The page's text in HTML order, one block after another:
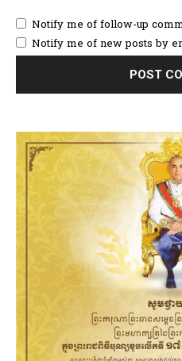
Notify me of follow-up
Notify me of new posts by